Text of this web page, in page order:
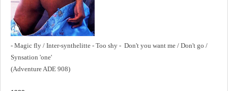
- Magic fly / Inter-synthelitte - Too shy - Don't you want me / Don't go /
Synsation 'one'
(Adventure ADE 908)